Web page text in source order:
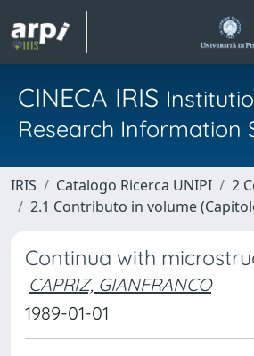
CINECA IRIS
Research Information
IRIS Catalogo Ricerca UNIPI
2
2.1 Contributo in volume
Continua with
CAPRIZ, GIANFRANCO
1989-01-01